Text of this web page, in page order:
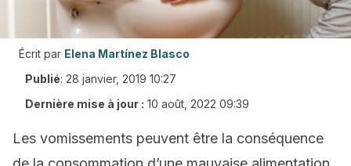
Écrit par Elena Martínez Blasco
Publié: 28 janvier, 2019 10:27
Dernière mise à jour : 10 août, 2022 09:39
Les vomissements peuvent être la conséquence